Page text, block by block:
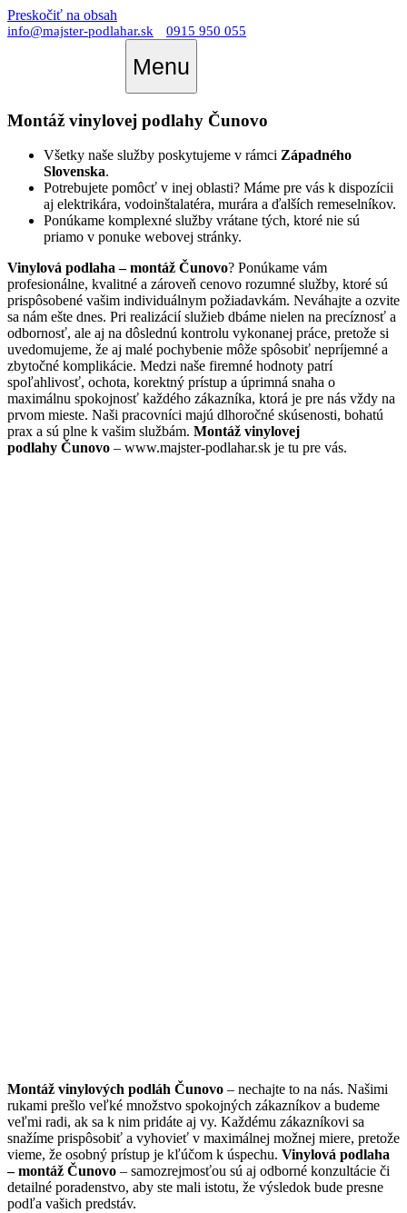
Preskočiť na obsah
info@majster-podlahar.sk 0915 950 055
Menu
Montáž vinylovej podlahy Čunovo
Všetky naše služby poskytujeme v rámci Západného
Slovenska.
Potrebujete pomôcť v inej oblasti? Máme pre vás k dispozícii
aj elektrikára, vodoinštalatéra, murára a ďalších remeselníkov.
Ponúkame komplexné služby vrátane tých, ktoré nie sú
priamo v ponuke webovej stránky.
Vinylová podlaha – montáž Čunovo? Ponúkame vám
profesionálne, kvalitné a zároveň cenovo rozumné služby, ktoré sú
prispôsobené vašim individuálnym požiadavkám. Neváhajte a ozvite
sa nám ešte dnes. Pri realizácií služieb dbáme nielen na precíznosť a
odbornosť, ale aj na dôslednú kontrolu vykonanej práce, pretože si
uvedomujeme, že aj malé pochybenie môže spôsobiť nepríjemné a
zbytočné komplikácie. Medzi naše firemné hodnoty patrí
spoľahlivosť, ochota, korektný prístup a úprimná snaha o
maximálnu spokojnosť každého zákazníka, ktorá je pre nás vždy na
prvom mieste. Naši pracovníci majú dlhoročné skúsenosti, bohatú
prax a sú plne k vašim službám. Montáž vinylovej
podlahy Čunovo – www.majster-podlahar.sk je tu pre vás.
Montáž vinylových podláh Čunovo – nechajte to na nás. Našimi
rukami prešlo veľké množstvo spokojných zákazníkov a budeme
veľmi radi, ak sa k nim pridáte aj vy. Každému zákazníkovi sa
snažíme prispôsobiť a vyhovieť v maximálnej možnej miere, pretože
vieme, že osobný prístup je kľúčom k úspechu. Vinylová podlaha
– montáž Čunovo – samozrejmosťou sú aj odborné konzultácie či
detailné poradenstvo, aby ste mali istotu, že výsledok bude presne
podľa vašich predstáv.